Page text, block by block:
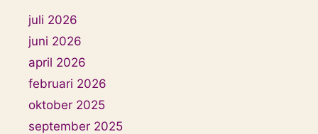
juli 2026
juni 2026
april 2026
februari 2026
oktober 2025
september 2025